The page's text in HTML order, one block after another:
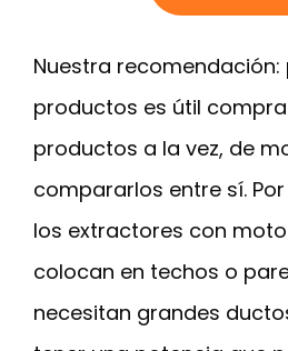
Nuestra
productos es útil
productos a la vez, de
compararlos entre sí.
los extractores con
colocan en techos o
necesitan grandes